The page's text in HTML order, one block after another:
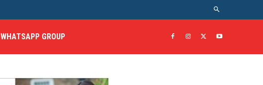
WHATSAPP GROUP